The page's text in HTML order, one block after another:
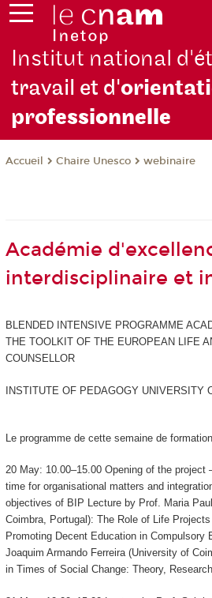
Institut national
travail et d'
professionnelle
Accueil Chaire Unesco webinaire
Académie
interdisciplinaire et
BLENDED INTENSIVE PROGRAMME
THE TOOLKIT OF THE EUROPEAN LIFE
COUNSELLOR
INSTITUTE OF PEDAGOGY UNIVERSITY
Le programme de cette semaine de formation
20 May: 10.00–15.00 Opening of the project
time for organisational matters and
objectives of BIP Lecture by Prof. Maria
Coimbra, Portugal): The Role of Life
Promoting Decent Education in Compulsory
Joaquim Armando Ferreira (University of
in Times of Social Change: Theory,